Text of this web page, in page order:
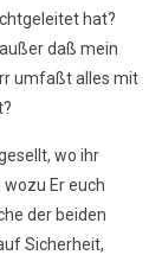
hat?
daß mein
umfaßt alles mit
wo ihr
Er euch
der beiden
Sicherheit,